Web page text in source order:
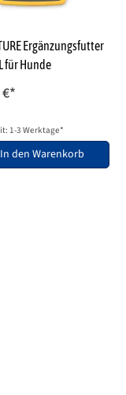
Ergänzungsfutter
für Hunde
*
1-3 Werktage*
In den Warenkorb